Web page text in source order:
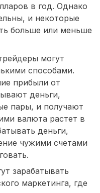
в год. Однако
и некоторые
больше или меньше
могут
способами.
прибыли от
деньги,
пары, и получают
валюта растет в
деньги,
чужими счетами
зарабатывать
маркетинга, где